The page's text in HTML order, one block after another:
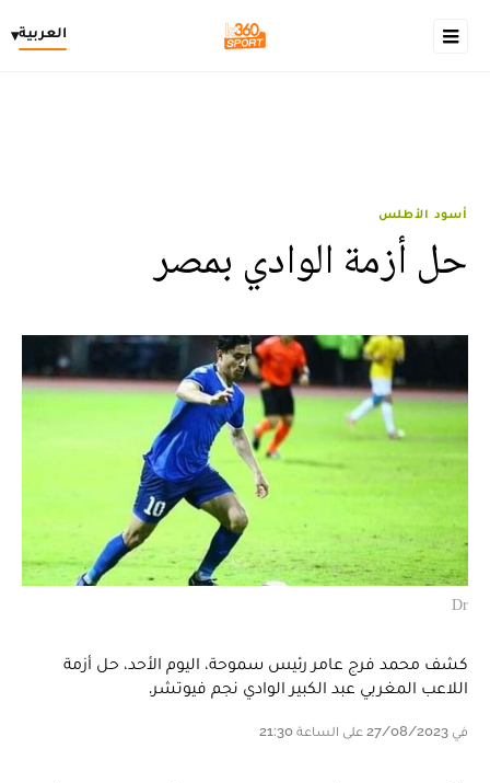
العربية▾
أسود الأطلس
حل أزمة الوادي بمصر
Dr
كشف محمد فرج عامر رئيس سموحة، اليوم الأحد، حل أزمة
اللاعب المغربي عبد الكبير الوادي نجم فيوتشر.
في 27/08/2023 على الساعة 21:30